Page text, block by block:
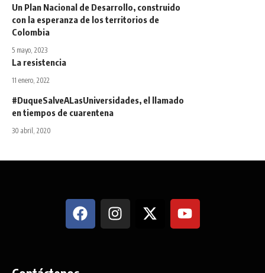
Un Plan Nacional de Desarrollo, construido
con la esperanza de los territorios de
Colombia
5 mayo, 2023
La resistencia
11 enero, 2022
#DuqueSalveALasUniversidades, el llamado
en tiempos de cuarentena
30 abril, 2020